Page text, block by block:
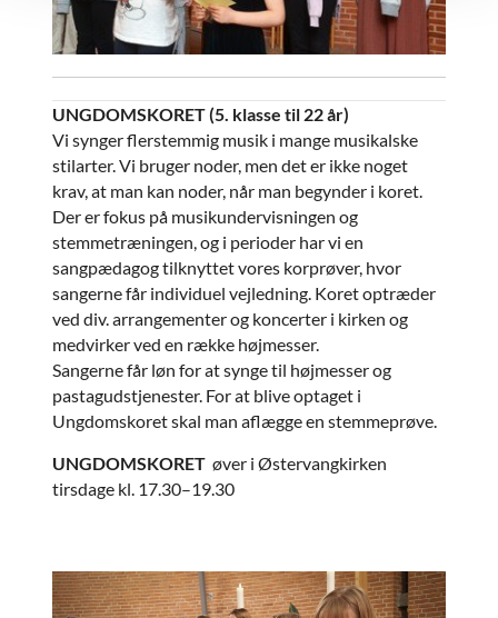
UNGDOMSKORET (5. klasse til 22 år)
Vi synger flerstemmig musik i mange musikalske
stilarter. Vi bruger noder, men det er ikke noget
krav, at man kan noder, når man begynder i koret.
Der er fokus på musikundervisningen og
stemmetræningen, og i perioder har vi en
sangpædagog tilknyttet vores korprøver, hvor
sangerne får individuel vejledning. Koret optræder
ved div. arrangementer og koncerter i kirken og
medvirker ved en række højmesser.
Sangerne får løn for at synge til højmesser og
pastagudstjenester. For at blive optaget i
Ungdomskoret skal man aflægge en stemmeprøve.
UNGDOMSKORET øver i Østervangkirken
tirsdage kl. 17.30–19.30